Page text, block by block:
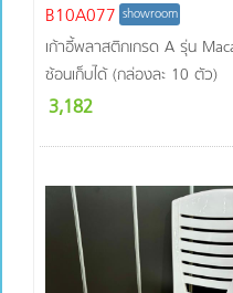
B10A077 showroom
เก้าอี้พลาสติกเกรด A รุ่น
ซ้อนเก็บได้ (กล่องละ 10 ตัว)
3,182